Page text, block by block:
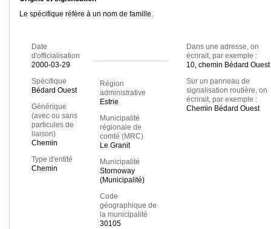
Le spécifique réfère à un nom de famille.
Date
d'officialisation
2000-03-29
Spécifique
Bédard Ouest
Générique
(avec ou sans
particules de
liaison)
Chemin
Type d'entité
Chemin
Région
administrative
Estrie
Municipalité
régionale de
comté (MRC)
Le Granit
Municipalité
Stornoway
(Municipalité)
Code
géographique de
la municipalité
30105
Dans une adresse, on
écrirait, par exemple :
10, chemin Bédard Ouest
Sur un panneau de
signalisation routière, on
écrirait, par exemple :
Chemin Bédard Ouest